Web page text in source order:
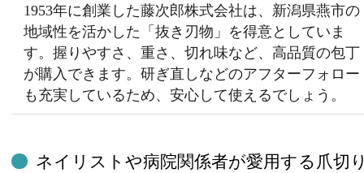
1953年に創業した藤次郎株式会社は、新潟県燕市の
地域性を活かした「抜き刃物」を得意としていま
す。握りやすさ、重さ、切れ味など、高品質の包丁
が購入できます。研ぎ直しなどのアフターフォロー
も充実しているため、安心して使えるでしょう。
ネイリストや病院関係者が愛用する爪切